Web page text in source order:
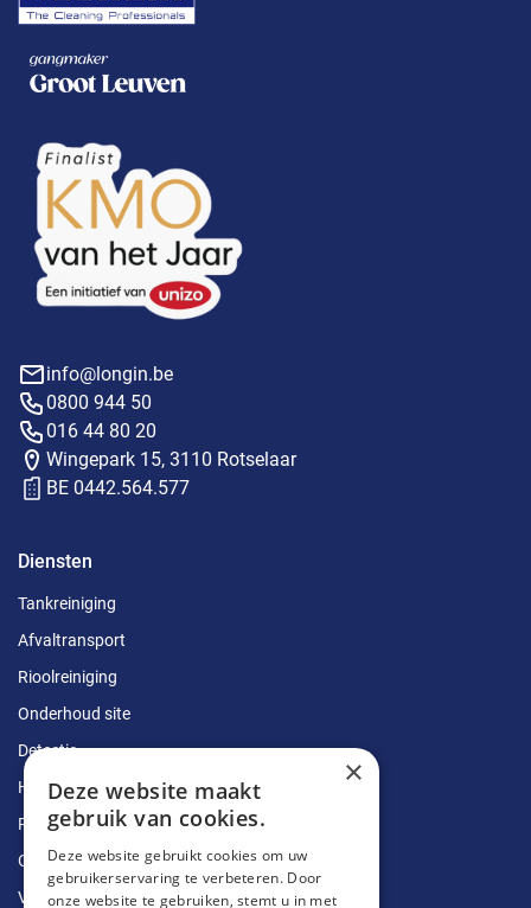
info@longin.be
0800 944 50
016 44 80 20
Wingepark 15, 3110 Rotselaar
BE 0442.564.577
Diensten
Tankreiniging
Afvaltransport
Rioolreiniging
Onderhoud site
Detectie
Herstellingen
Ruimingen
Ontstoppingen
Vetputten
×
Deze website maakt
gebruik van cookies.
Deze website gebruikt cookies om uw
gebruikerservaring te verbeteren. Door
onze website te gebruiken, stemt u in met